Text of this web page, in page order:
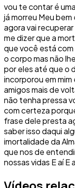
vou te contar é
já morreu Meu
agora vai
me dizer que a
que você está
o corpo mas não
por eles até que o
incorporou em
amigos mais de
não tenha pressa
com certeza
frase dele presta
saber isso daqui
imortalidade da
que nos de
nossas vidas E aí E